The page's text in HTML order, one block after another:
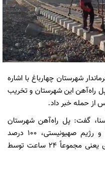
شهرستان چهارباغ با اشاره
راه‌آهن این شهرستان و تخریب
گفت: پل راه‌آهن شهرستان
چهارباغ در حمله ناجوانمردانه آمریکا و رژیم صهیونیستی، ۱۰۰ درصد
تخریب شد اما در کمتر از دو روز کاری یعنی مجموعاً ۲۴ ساعت توسط